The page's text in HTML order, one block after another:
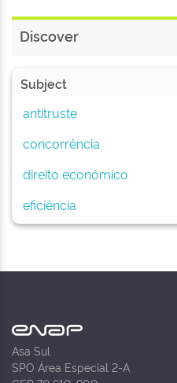
Discover
Subject
antitruste
concorrência
direito econômico
eficiência
Asa Sul
SPO Área Especial 2-A